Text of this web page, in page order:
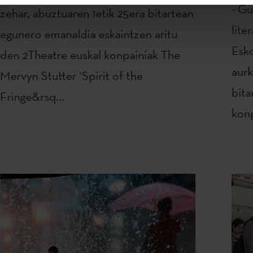
zehar, abuztuaren 1etik 25era bitartean
egunero emanaldia eskaintzen aritu
den 2Theatre euskal konpainiak The
Mervyn Stutter ‘Spirit of the
Fringe&rsq...
-